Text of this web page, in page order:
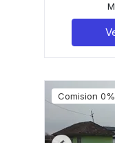
Comision 0%